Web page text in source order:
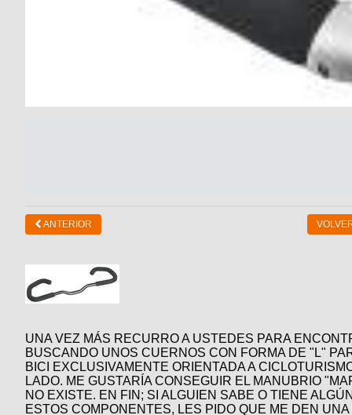
ANTERIOR
UNA VEZ MÁS RECURRO A USTEDES PARA
BUSCANDO UNOS CUERNOS CON FORMA DE "L"
BICI EXCLUSIVAMENTE ORIENTADA A
LADO. ME GUSTARÍA CONSEGUIR EL MANUBRIO
NO EXISTE. EN FIN; SI ALGUIEN SABE O TIENE
ESTOS COMPONENTES, LES PIDO QUE ME DEN